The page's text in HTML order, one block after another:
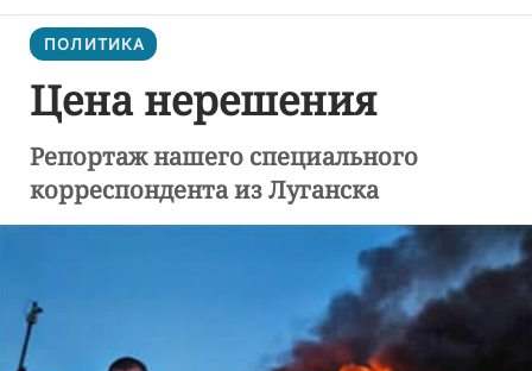
ПОЛИТИКА
Цена нерешения
Репортаж нашего специального
корреспондента из Луганска